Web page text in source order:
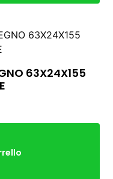
63X24X155